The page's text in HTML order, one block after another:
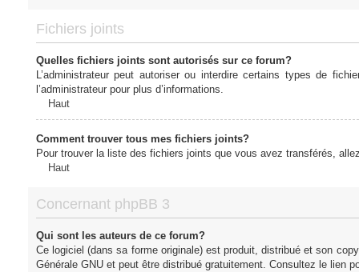
Fichiers joints
Quelles fichiers joints sont autorisés sur ce forum?
L’administrateur peut autoriser ou interdire certains types de
l’administrateur pour plus d’informations.
Haut
Comment trouver tous mes fichiers joints?
Pour trouver la liste des fichiers joints que vous avez transférés,
Haut
Concernant phpBB 3
Qui sont les auteurs de ce forum?
Ce logiciel (dans sa forme originale) est produit, distribué et son
Générale GNU et peut être distribué gratuitement. Consultez le lien